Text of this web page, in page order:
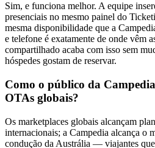
Sim, e funciona melhor. A equipe
presenciais no mesmo painel do
mesma disponibilidade que a
e telefone é exatamente de onde vêm
compartilhado acaba com isso sem
hóspedes gostam de reservar.
Como o público da
OTAs globais?
Os marketplaces globais alcançam
internacionais; a Campedia alcança o
condução da Austrália — viajantes